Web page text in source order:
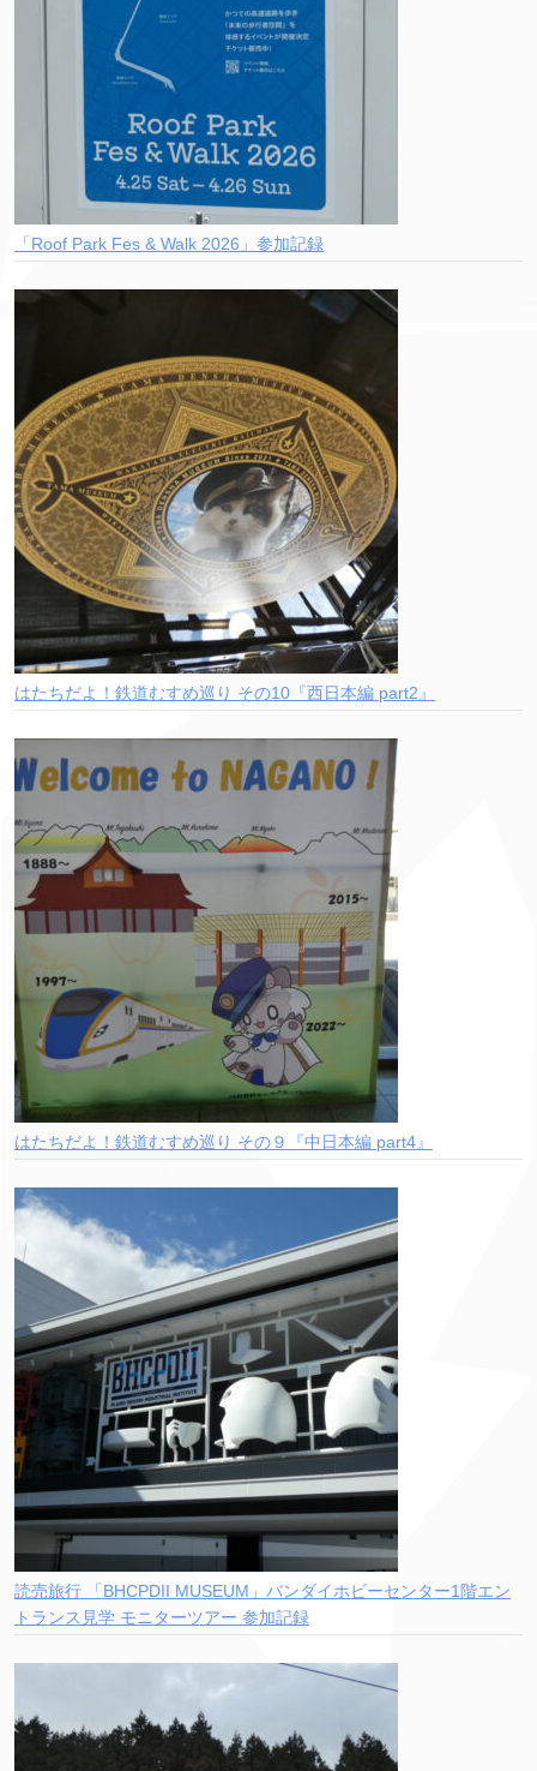
「Roof Park Fes & Walk 2026」参加記録
はたちだよ！鉄道むすめ巡り その10『西日本編 part2』
はたちだよ！鉄道むすめ巡り その９『中日本編 part4』
読売旅行 「BHCPDII MUSEUM」バンダイホビーセンター1階エン
トランス見学 モニターツアー 参加記録